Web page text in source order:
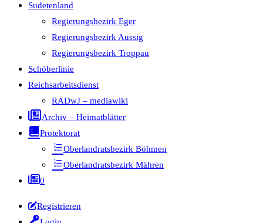
Sudetenland
Regierungsbezirk Eger
Regierungsbezirk Aussig
Regierungsbezirk Troppau
Schöberlinie
Reichsarbeitsdienst
RADwJ – mediawiki
Archiv – Heimatblätter
Protektorat
Oberlandratsbezirk Böhmen
Oberlandratsbezirk Mähren
0
Registrieren